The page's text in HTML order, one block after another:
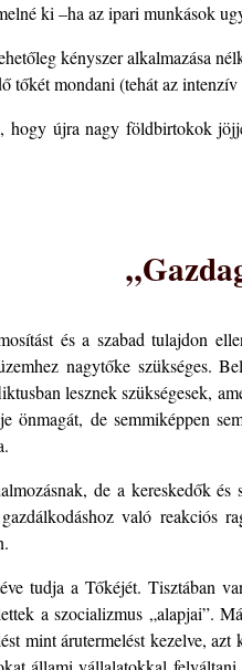
ki –ha az ipari munkások
kényszer alkalmazása
mondani (tehát az
hogy újra nagy földbirtokok
és a szabad tulajdon
nagytőke
lesznek szükségesek,
önmagát, de semmiképpen
de a kereskedők
való reakciós
tudja a Tőkéjét. Tisztában
a szocializmus „alapjai”.
mint árutermelést kezelve,